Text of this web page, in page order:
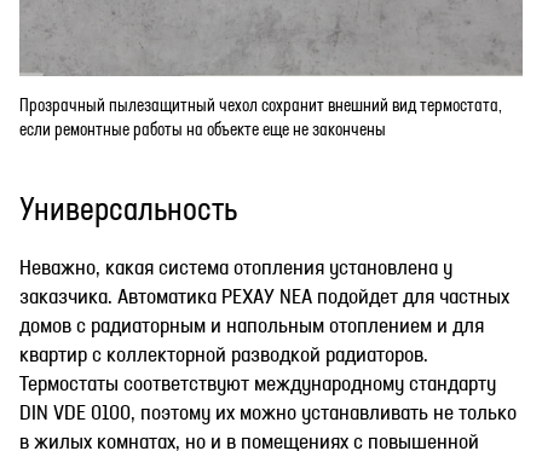
Прозрачный пылезащитный чехол сохранит внешний вид термостата,
если ремонтные работы на объекте еще не закончены
Универсальность
Неважно, какая система отопления установлена у
заказчика. Автоматика РЕХАУ NEA подойдет для частных
домов с радиаторным и напольным отоплением и для
квартир с коллекторной разводкой радиаторов.
Термостаты соответствуют международному стандарту
DIN VDE 0100, поэтому их можно устанавливать не только
в жилых комнатах, но и в помещениях с повышенной